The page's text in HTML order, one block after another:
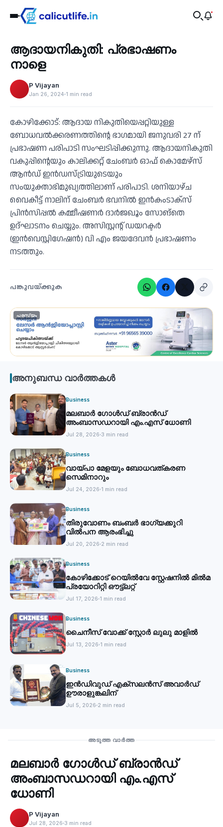
‹
Business
ആദായനികുതി: പ്രഭാഷണം
നാളെ
P Vijayan
Jan 26, 2024 1 min read
കോഴിക്കോട്: ആദായ നികുതിയെപ്പറ്റിയുള്ള
ബോധവൽക്കരണത്തിൻ്റെ ഭാഗമായി ജനുവരി 27 ന്
പ്രഭാഷണ പരിപാടി സംഘടിപ്പിക്കുന്നു. ആദായനികുതി
വകുപ്പിൻ്റെയും കാലിക്കറ്റ് ചേംബർ ഓഫ് കൊമേഴ്സ്
ആൻഡ് ഇൻഡസ്ട്രിയുടെയും
സംയുക്താഭിമുഖ്യത്തിലാണ് പരിപാടി. ശനിയാഴ്ച
വൈകീട്ട് നാലിന് ചേംബർ ഭവനിൽ ഇൻകംടാക്സ്
പ്രിൻസിപ്പൽ കമ്മീഷണർ ദാർജഖൂം സോങ്തെ
ഉദ്ഘാടനം ചെയ്യും. അസിസ്റ്റൻ്റ് ഡയറക്ടർ
(ഇൻവെസ്റ്റിഗേഷൻ) വി എം ജയദേവൻ പ്രഭാഷണം
നടത്തും.
പങ്കുവയ്ക്കുക
പരസ്യം
അനുബന്ധ വാർത്തകൾ
Business
മലബാര്‍ ഗോൾഡ് ബ്രാന്‍ഡ്
അംബാസഡറായി എം.എസ് ധോണി
Jul 28, 2026 3 min read
Business
വായ്പാ മേളയും ബോധവത്കരണ
സെമിനാറും
Jul 24, 2026 1 min read
Business
തിരുവോണം ബംബര്‍ ഭാഗ്യക്കുറി
വില്‍പന ആരംഭിച്ചു
Jul 20, 2026 2 min read
Business
കോഴിക്കോട് റെയില്‍വേ സ്റ്റേഷനില്‍ മില്‍മ
പ്രയോറിറ്റി ഔട്ട്‌ലറ്റ്
Jul 17, 2026 1 min read
Business
ചൈനീസ് വോക്ക് സ്റ്റോര്‍ ലുലു മാളില്‍
Jul 13, 2026 1 min read
Business
ഇൻഡിവുഡ് എക്സലൻസ് അവാർഡ്
ഊരാളുങ്കലിന്
Jul 5, 2026 2 min read
അടുത്ത വാർത്ത
‹
മലബാര്‍ ഗോൾഡ് ബ്രാന്‍ഡ്
അംബാസഡറായി എം.എസ്
ധോണി
P Vijayan
Jul 28, 2026 3 min read